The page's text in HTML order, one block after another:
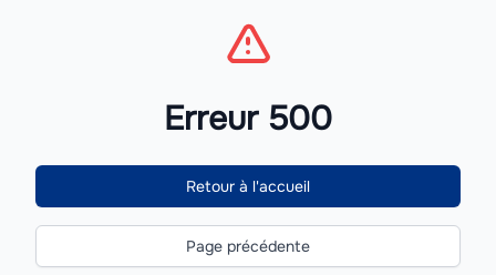
Erreur 500
Retour à l'accueil
Page précédente